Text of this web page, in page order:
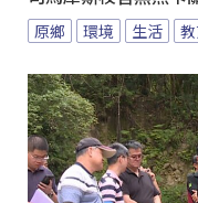
原鄉 環境 生活